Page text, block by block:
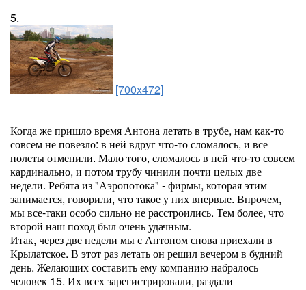
5.
[700x472]
Когда же пришло время Антона летать в трубе, нам как-то
совсем не повезло: в ней вдруг что-то сломалось, и все
полеты отменили. Мало того, сломалось в ней что-то совсем
кардинально, и потом трубу чинили почти целых две
недели. Ребята из "Аэропотока" - фирмы, которая этим
занимается, говорили, что такое у них впервые. Впрочем,
мы все-таки особо сильно не расстроились. Тем более, что
второй наш поход был очень удачным.
Итак, через две недели мы с Антоном снова приехали в
Крылатское. В этот раз летать он решил вечером в будний
день. Желающих составить ему компанию набралось
человек 15. Их всех зарегистрировали, раздали